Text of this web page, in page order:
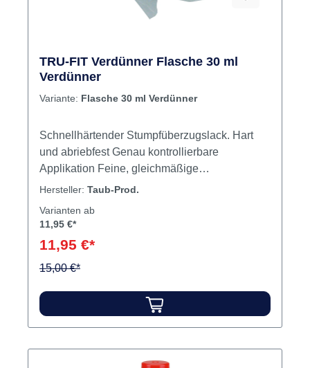
TRU-FIT Verdünner Flasche 30 ml
Verdünner
Variante: Flasche 30 ml Verdünner
Schnellhärtender Stumpfüberzugslack. Hart
und abriebfest Genau kontrollierbare
Applikation Feine, gleichmäßige
Schichtstärken Mit 2 Schichten wird ein
jeweils 30 Sekunden trocknen lassen Inhalt 30
Hersteller: Taub-Prod.
Varianten ab
11,95 €*
11,95 €*
15,00 €*